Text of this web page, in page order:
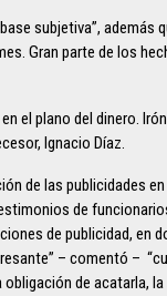
subjetiva”, además
Gran parte de los
el plano del dinero.
Ignacio Díaz.
de las publicidades
de
de publicidad, en
– comentó –
de acatarla, la